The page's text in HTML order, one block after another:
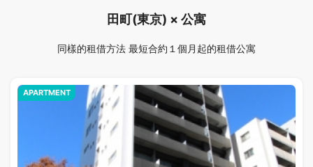
田町(東京) × 公寓
同樣的租借方法 最短合約１個月起的租借公寓
APARTMENT